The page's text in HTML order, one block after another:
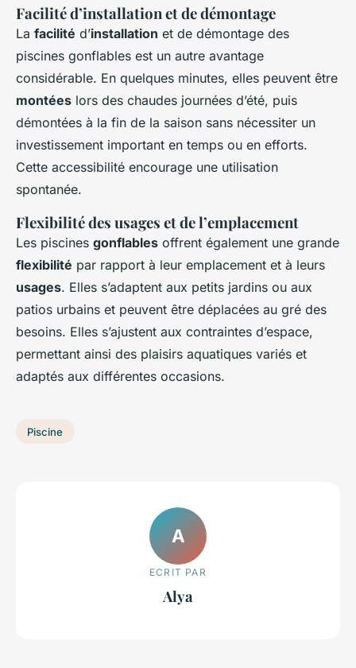
Facilité d’installation et de démontage
La facilité d’installation et de démontage des
piscines gonflables est un autre avantage
considérable. En quelques minutes, elles peuvent être
montées lors des chaudes journées d’été, puis
démontées à la fin de la saison sans nécessiter un
investissement important en temps ou en efforts.
Cette accessibilité encourage une utilisation
spontanée.
Flexibilité des usages et de l’emplacement
Les piscines gonflables offrent également une grande
flexibilité par rapport à leur emplacement et à leurs
usages. Elles s’adaptent aux petits jardins ou aux
patios urbains et peuvent être déplacées au gré des
besoins. Elles s’ajustent aux contraintes d’espace,
permettant ainsi des plaisirs aquatiques variés et
adaptés aux différentes occasions.
Piscine
A
ECRIT PAR
Alya